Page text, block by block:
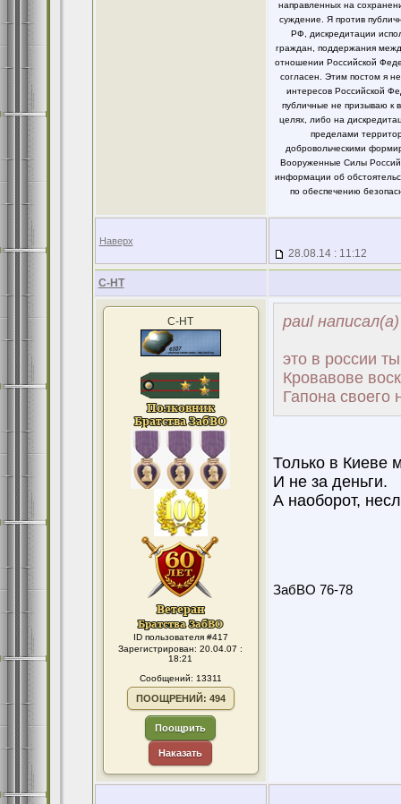
направленных на
суждение. Я против
РФ, дискредитации
граждан, поддержания
отношении Российской
согласен. Этим постом я
интересов Российской
публичные не призываю к
целях, либо на
пределами
добровольческими
Вооруженные Силы
информации об
по обеспечению
Наверх
28.08.14 : 11:12
С-НТ
С-НТ
ID пользователя #417
Зарегистрирован: 20.04.07 :
18:21
Сообщений: 13311
ПООЩРЕНИЙ: 494
Поощрить
Наказать
paul написал(а)
это в россии
Кровавове
Гапона своего
Только в Киеве
И не за деньги.
А наоборот,
ЗабВО 76-78